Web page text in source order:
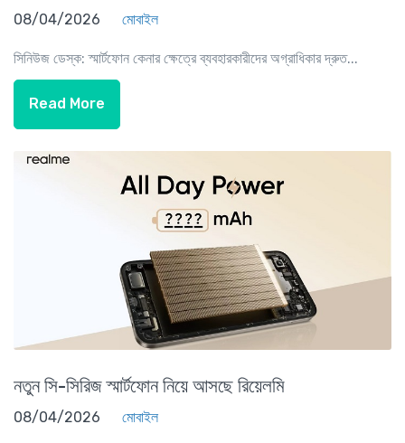
08/04/2026 মোবাইল
সিনিউজ ডেস্ক: স্মার্টফোন কেনার ক্ষেত্রে ব্যবহারকারীদের অগ্রাধিকার দ্রুত...
Read More
নতুন সি-সিরিজ স্মার্টফোন নিয়ে আসছে রিয়েলমি
08/04/2026 মোবাইল